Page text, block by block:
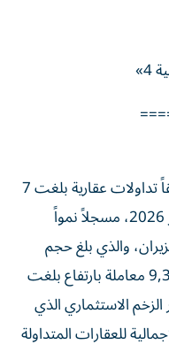
حافظ القطاع العقاري على نموه محققاً تداولات عقارية بلغت 7
مليارات درهم، خلال شهر يوليو/ تموز 2026، مسجلاً نمواً
حزيران، والذي بلغ حجم
تداوله 4.4 مليار درهم، وذلك عبر 9,376 معاملة بارتفاع بلغت
الزخم الاستثماري الذي
للعقارات المتداولة